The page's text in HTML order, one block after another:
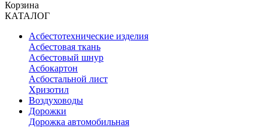
Корзина
КАТАЛОГ
Асбестотехнические изделия
Асбестовая ткань
Асбестовый шнур
Асбокартон
Асбостальной лист
Хризотил
Воздуховоды
Дорожки
Дорожка автомобильная